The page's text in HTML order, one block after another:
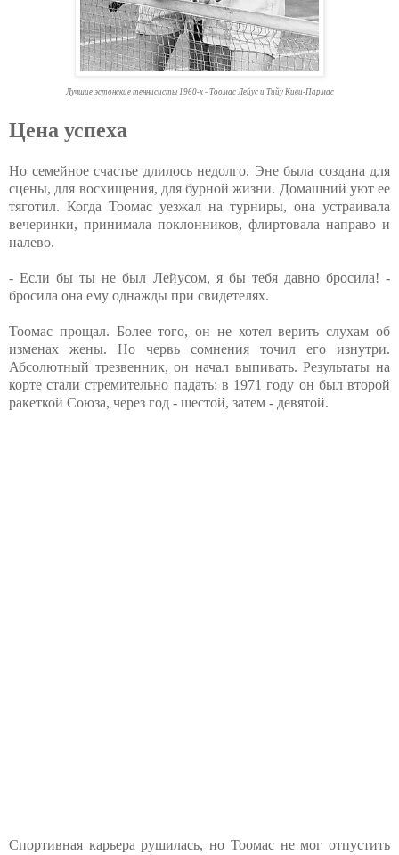
Лучшие эстонские теннисисты 1960-х - Тоомас Лейус и Тийу Киви-Пармас
Цена успеха
Но семейное счастье длилось недолго. Эне была создана для
сцены, для восхищения, для бурной жизни. Домашний уют ее
тяготил. Когда Тоомас уезжал на турниры, она устраивала
вечеринки, принимала поклонников, флиртовала направо и
налево.
- Если бы ты не был Лейусом, я бы тебя давно бросила! -
бросила она ему однажды при свидетелях.
Тоомас прощал. Более того, он не хотел верить слухам об
изменах жены. Но червь сомнения точил его изнутри.
Абсолютный трезвенник, он начал выпивать. Результаты на
корте стали стремительно падать: в 1971 году он был второй
ракеткой Союза, через год - шестой, затем - девятой.
Спортивная карьера рушилась, но Тоомас не мог отпустить